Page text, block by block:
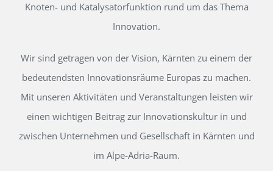
Knoten- und Katalysatorfunktion rund um das Thema
Innovation.
Wir sind getragen von der Vision, Kärnten zu einem der
bedeutendsten Innovationsräume Europas zu machen.
Mit unseren Aktivitäten und Veranstaltungen leisten wir
einen wichtigen Beitrag zur Innovationskultur in und
zwischen Unternehmen und Gesellschaft in Kärnten und
im Alpe-Adria-Raum.